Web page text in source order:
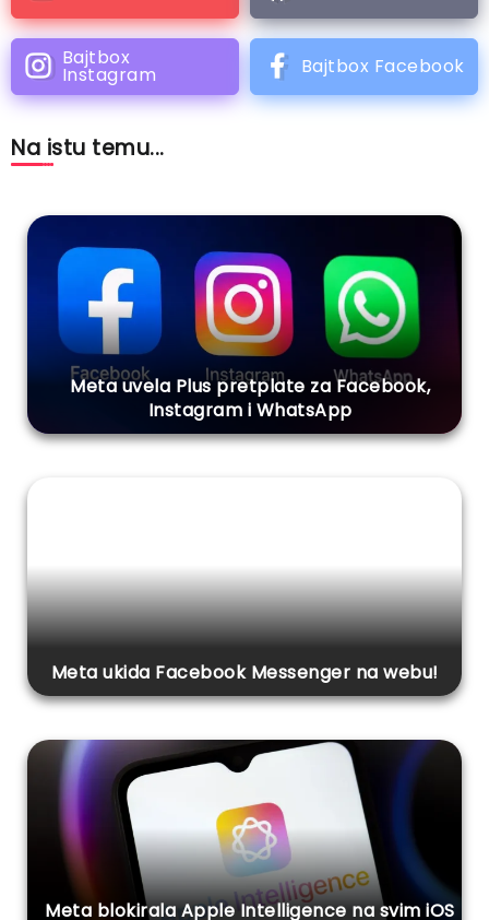
Bajtbox
Instagram Bajtbox Facebook
Na istu temu...
Meta uvela Plus pretplate za Facebook,
Instagram i WhatsApp
Meta ukida Facebook Messenger na webu!
Meta blokirala Apple Intelligence na svim iOS